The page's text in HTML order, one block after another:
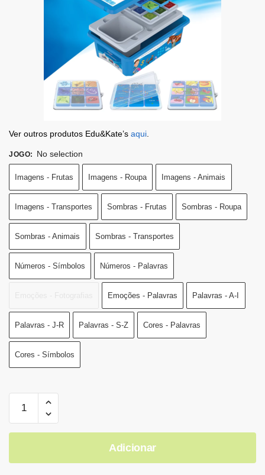
Ver outros produtos Edu&Kate’s aqui
JOGO: No selection
Imagens - Frutas Imagens - Roupa Imagens - Animais
Imagens - Transportes Sombras - Frutas Sombras - Roupa
Sombras - Animais Sombras - Transportes
Números - Símbolos Números - Palavras
Emoções - Palavras Palavras - A-I
Palavras - J-R Palavras - S-Z Cores - Palavras
Cores - Símbolos
Adicionar